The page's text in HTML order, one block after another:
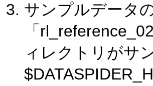
サンプルデータ
「
ィレクトリがサ